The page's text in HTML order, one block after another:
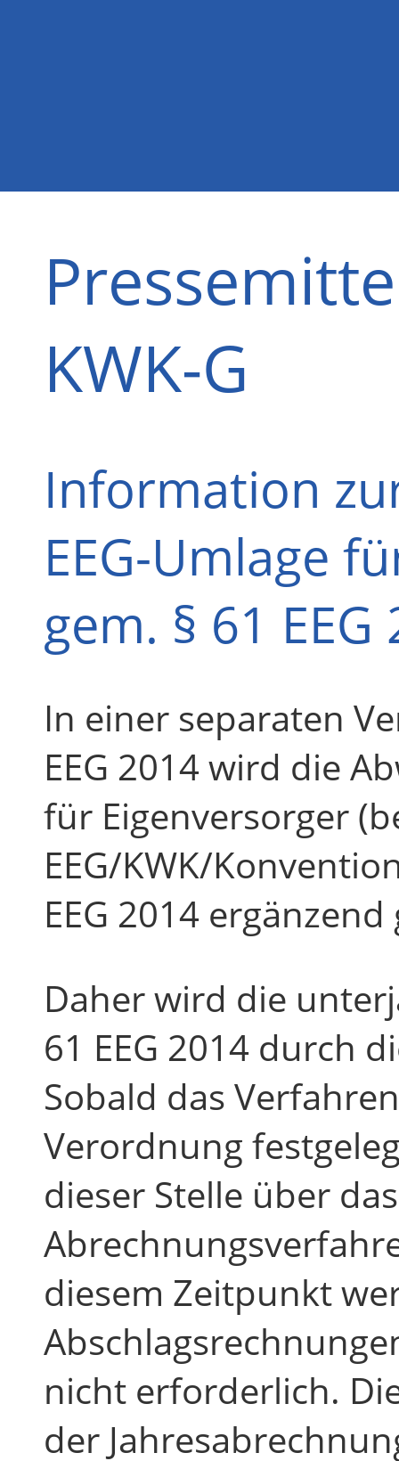
KWK-G
Information
EEG-Umlage
gem. § 61 EEG
In einer separaten
EEG 2014 wird die
für Eigenversorger
EEG/KWK/
EEG 2014
Daher wird die
61 EEG 2014 durch
Sobald das
Verordnung
dieser Stelle über
diesem Zeitpunkt
nicht erforderlich.
der